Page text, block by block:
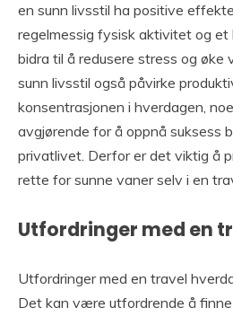
en sunn livsstil ha positive
regelmessig fysisk aktivitet og
bidra til å redusere stress og øke
sunn livsstil også påvirke
konsentrasjonen i hverdagen,
avgjørende for å oppnå suksess
privatlivet. Derfor er det viktig å
rette for sunne vaner selv i en
Utfordringer med en
Utfordringer med en travel
Det kan være utfordrende å